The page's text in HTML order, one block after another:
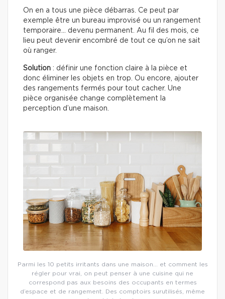
On en a tous une pièce débarras. Ce peut par
exemple être un bureau improvisé ou un rangement
temporaire… devenu permanent. Au fil des mois, ce
lieu peut devenir encombré de tout ce qu’on ne sait
où ranger.
Solution : définir une fonction claire à la pièce et
donc éliminer les objets en trop. Ou encore, ajouter
des rangements fermés pour tout cacher. Une
pièce organisée change complètement la
perception d’une maison.
Parmi les 10 petits irritants dans une maison… et comment les
régler pour vrai, on peut penser à une cuisine qui ne
correspond pas aux besoins des occupants en termes
d’espace et de rangement. Des comptoirs surutilisés, même